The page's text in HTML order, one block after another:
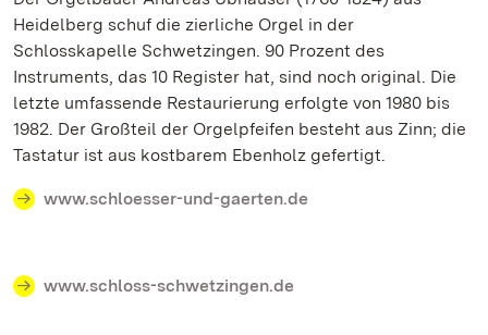
Heidelberg schuf die zierliche Orgel in der
Schlosskapelle Schwetzingen. 90 Prozent des
Instruments, das 10 Register hat, sind noch original. Die
letzte umfassende Restaurierung erfolgte von 1980 bis
1982. Der Großteil der Orgelpfeifen besteht aus Zinn; die
Tastatur ist aus kostbarem Ebenholz gefertigt.
www.schloesser-und-gaerten.de
www.schloss-schwetzingen.de